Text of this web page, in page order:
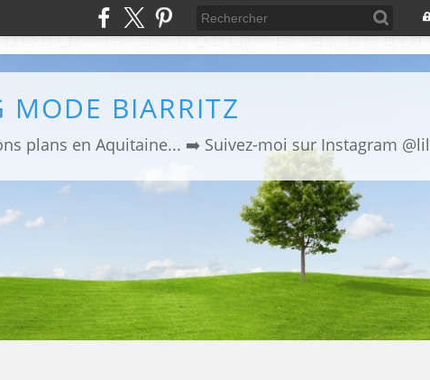
MODE BIARRITZ
plans en Aquitaine... ➡️ Suivez-moi sur Instagram